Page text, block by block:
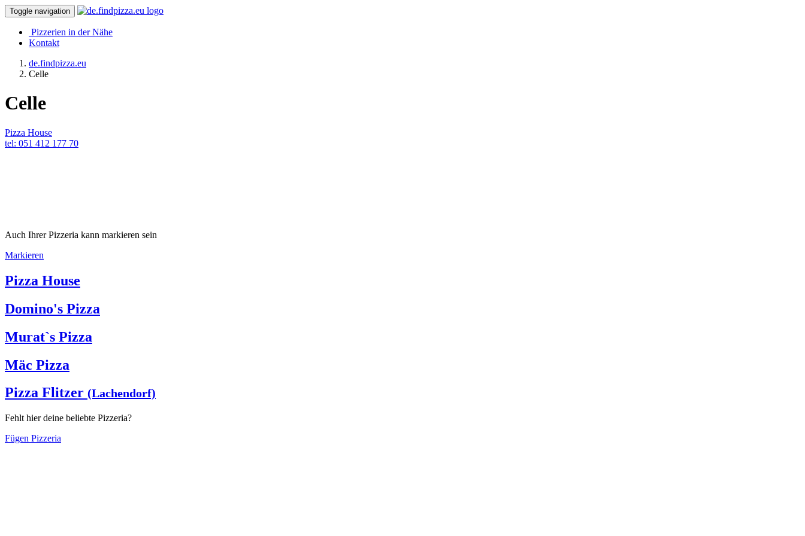
Toggle navigation
Pizzerien in der Nähe
Kontakt
de.findpizza.eu
Celle
Celle
Pizza House
tel: 051 412 177 70
Auch Ihrer Pizzeria kann markieren sein
Markieren
Pizza House
Domino's Pizza
Murat`s Pizza
Mäc Pizza
Pizza Flitzer (Lachendorf)
Fehlt hier deine beliebte Pizzeria?
Fügen Pizzeria